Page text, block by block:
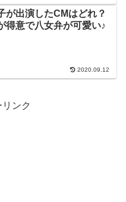
が出演したCMはどれ？
得意で八女弁が可愛い♪
2020.09.12
ンク